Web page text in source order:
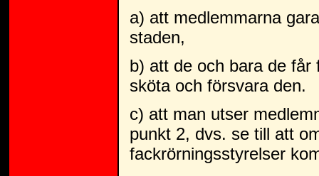
a) att medlemmarna
staden,
b) att de och bara de får
sköta och försvara den.
c) att man utser
punkt 2, dvs. se till att
fackrörningsstyrelser